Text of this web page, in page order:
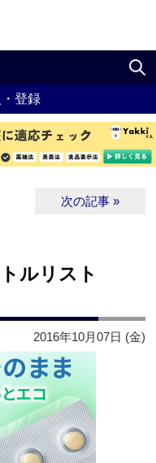
登録
次の記事 »
トルリスト
2016年10月07日 (金)